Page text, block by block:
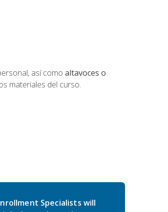
así como altavoces o
materiales del curso.
Specialists will